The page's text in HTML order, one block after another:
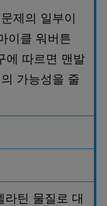
제의 일부이
이클 워버튼
에 따르면 맨발
가능성을 줄
라틴 물질로 대